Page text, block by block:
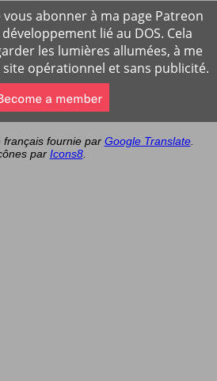
vous abonner à ma page Patreon
lié au DOS. Cela
les lumières allumées, à me
opérationnel et sans publicité.
français fournie par Google Translate.
par Icons8.